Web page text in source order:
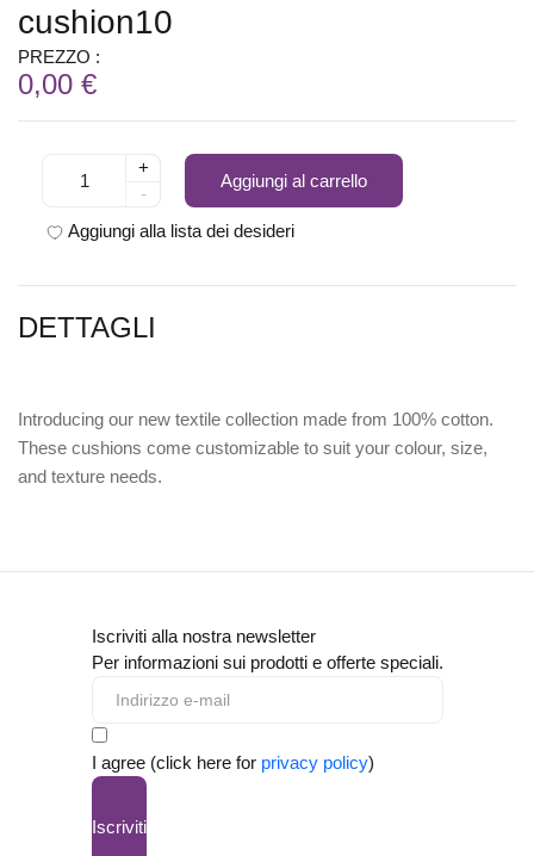
cushion10
PREZZO :
0,00 €
+
-
Aggiungi al carrello
Aggiungi alla lista dei desideri
DETTAGLI
Introducing our new textile collection made from 100% cotton.
These cushions come customizable to suit your colour, size,
and texture needs.
Iscriviti alla nostra newsletter
Per informazioni sui prodotti e offerte speciali.
I agree (click here for privacy policy)
Iscriviti